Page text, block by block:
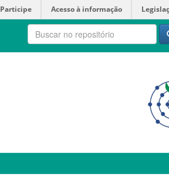
Participe Acesso à informação